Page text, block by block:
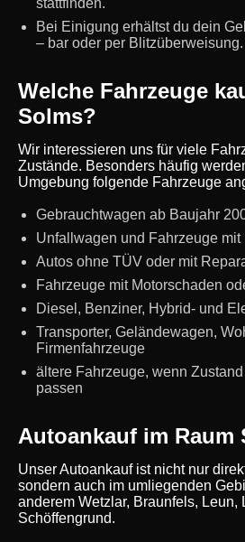
stattfinden.
Bei Einigung erhältst du dein
– bar oder per Blitzüberweisung.
Welche Fahrzeuge
Solms?
Wir interessieren uns für viele
Zustände. Besonders häufig
Umgebung folgende Fahrzeuge
Gebrauchtwagen ab Baujahr
Unfallwagen und Fahrzeuge
Autos ohne TÜV oder mit
Fahrzeuge mit Motorschaden
Diesel, Benziner, Hybrid- und
Transporter, Geländewagen,
Firmenfahrzeuge
ältere Fahrzeuge, wenn
passen
Autoankauf im Raum
Unser Autoankauf ist nicht nur
sondern auch im umliegenden
anderem Wetzlar, Braunfels, Leun,
Schöffengrund.